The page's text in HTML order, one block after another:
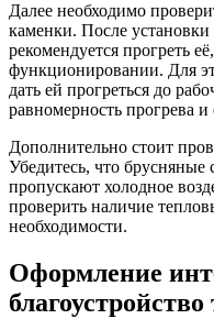
Далее необходимо
каменки. После
рекомендуется прогреть
функционировании. Для
дать ей прогреться до
равномерность прогрева
Дополнительно стоит
Убедитесь, что
пропускают холодное
проверить наличие
необходимости.
Оформление